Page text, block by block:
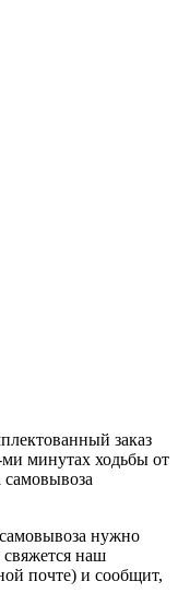
заказ
минутах ходьбы от
нужно
свяжется наш
почте) и сообщит,